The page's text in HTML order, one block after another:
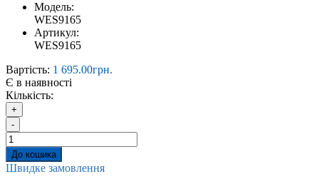
Модель:
WES9165
Артикул:
WES9165
Вартість: 1 695.00грн.
Є в наявності
Кількість:
+
-
До кошика
Швидке замовлення